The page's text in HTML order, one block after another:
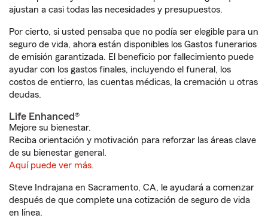
ajustan a casi todas las necesidades y presupuestos.
Por cierto, si usted pensaba que no podía ser elegible para un
seguro de vida, ahora están disponibles los Gastos funerarios
de emisión garantizada. El beneficio por fallecimiento puede
ayudar con los gastos finales, incluyendo el funeral, los
costos de entierro, las cuentas médicas, la cremación u otras
deudas.
Life Enhanced®
Mejore su bienestar.
Reciba orientación y motivación para reforzar las áreas clave
de su bienestar general.
Aquí puede ver más.
Steve Indrajana en Sacramento, CA, le ayudará a comenzar
después de que complete una cotización de seguro de vida
en línea.